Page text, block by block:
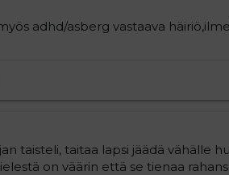
adhd/asberg vastaava
taisteli, taitaa lapsi jäädä vähälle
on väärin että se tienaa